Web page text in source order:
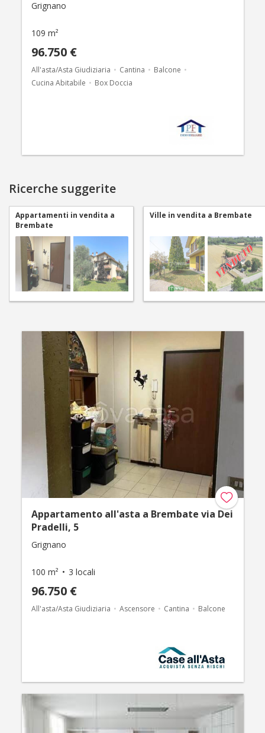
Grignano
109 m²
96.750 €
All'asta/Asta Giudiziaria Cantina
Balcone
Cucina Abitabile
Box Doccia
Ricerche suggerite
Appartamenti in vendita a
Brembate
Ville in vendita a Brembate
Appartamento all'asta a Brembate via Dei
Pradelli, 5
Grignano
100 m² 3 locali
96.750 €
All'asta/Asta Giudiziaria Ascensore Cantina Balcone